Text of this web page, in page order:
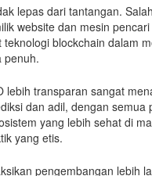
lepas dari tantangan.
website dan mesin
blockchain dalam
penuh.
lebih transparan sangat
dan adil, dengan semua
yang lebih sehat di
yang etis.
pengembangan lebih